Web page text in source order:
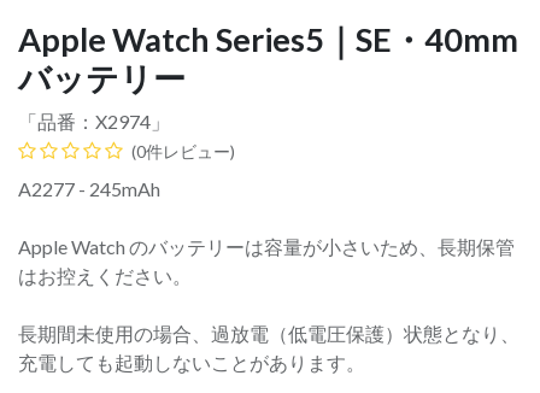
Apple Watch Series5｜SE・40mm
バッテリー
「品番： X2974 」
(0件レビュー)
A2277 - 245mAh
Apple Watch のバッテリーは容量が小さいため、長期保管
はお控えください。
長期間未使用の場合、過放電（低電圧保護）状態となり、
充電しても起動しないことがあります。